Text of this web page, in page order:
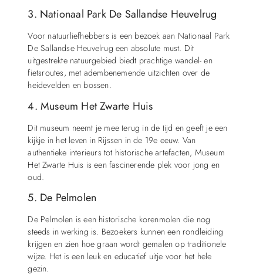
3. Nationaal Park De Sallandse Heuvelrug
Voor natuurliefhebbers is een bezoek aan Nationaal Park
De Sallandse Heuvelrug een absolute must. Dit
uitgestrekte natuurgebied biedt prachtige wandel- en
fietsroutes, met adembenemende uitzichten over de
heidevelden en bossen.
4. Museum Het Zwarte Huis
Dit museum neemt je mee terug in de tijd en geeft je een
kijkje in het leven in Rijssen in de 19e eeuw. Van
authentieke interieurs tot historische artefacten, Museum
Het Zwarte Huis is een fascinerende plek voor jong en
oud.
5. De Pelmolen
De Pelmolen is een historische korenmolen die nog
steeds in werking is. Bezoekers kunnen een rondleiding
krijgen en zien hoe graan wordt gemalen op traditionele
wijze. Het is een leuk en educatief uitje voor het hele
gezin.